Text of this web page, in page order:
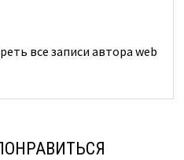
все записи автора web